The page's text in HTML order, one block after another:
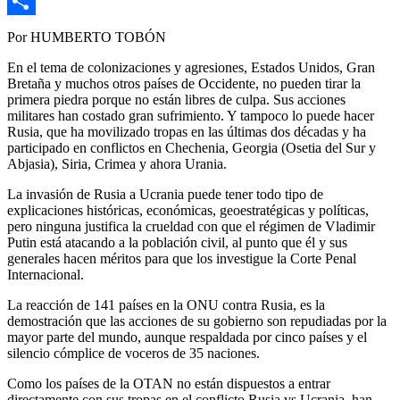
Link
Compartir
Por HUMBERTO TOBÓN
En el tema de colonizaciones y agresiones, Estados Unidos, Gran
Bretaña y muchos otros países de Occidente, no pueden tirar la
primera piedra porque no están libres de culpa. Sus acciones
militares han costado gran sufrimiento. Y tampoco lo puede hacer
Rusia, que ha movilizado tropas en las últimas dos décadas y ha
participado en conflictos en Chechenia, Georgia (Osetia del Sur y
Abjasia), Siria, Crimea y ahora Urania.
La invasión de Rusia a Ucrania puede tener todo tipo de
explicaciones históricas, económicas, geoestratégicas y políticas,
pero ninguna justifica la crueldad con que el régimen de Vladimir
Putin está atacando a la población civil, al punto que él y sus
generales hacen méritos para que los investigue la Corte Penal
Internacional.
La reacción de 141 países en la ONU contra Rusia, es la
demostración que las acciones de su gobierno son repudiadas por la
mayor parte del mundo, aunque respaldada por cinco países y el
silencio cómplice de voceros de 35 naciones.
Como los países de la OTAN no están dispuestos a entrar